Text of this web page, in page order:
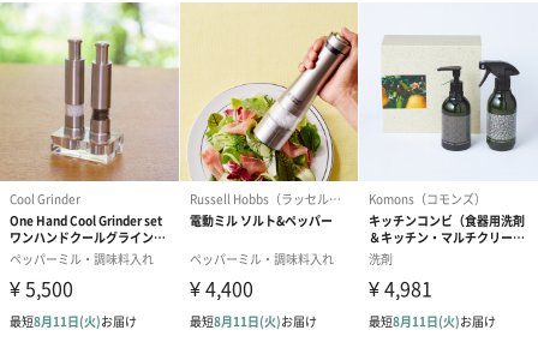
フラワーテディベア
（2,390円）
テディベア（バニラ）
（1,760円）
テディベア（
ル）（1,760円
紅茶・コーヒー・スイーツ
紅茶・コーヒー・スイーツを同梱してお届けいたします。ギフト
への＋αにおすすめです。